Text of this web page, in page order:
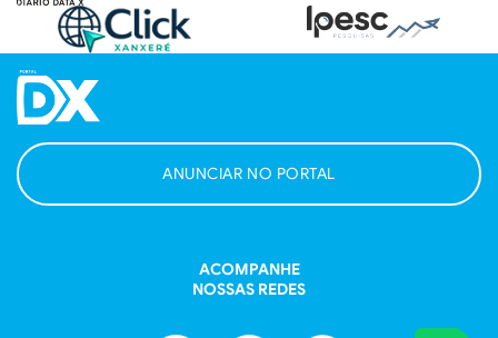
ANUNCIAR NO PORTAL
ACOMPANHE
NOSSAS REDES